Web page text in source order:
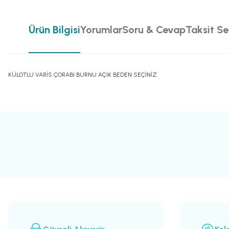
Ürün BilgisiYorumlarSoru & CevapTaksit
KÜLOTLU VARİS ÇORABI BURNU AÇIK BEDEN SEÇİNİZ